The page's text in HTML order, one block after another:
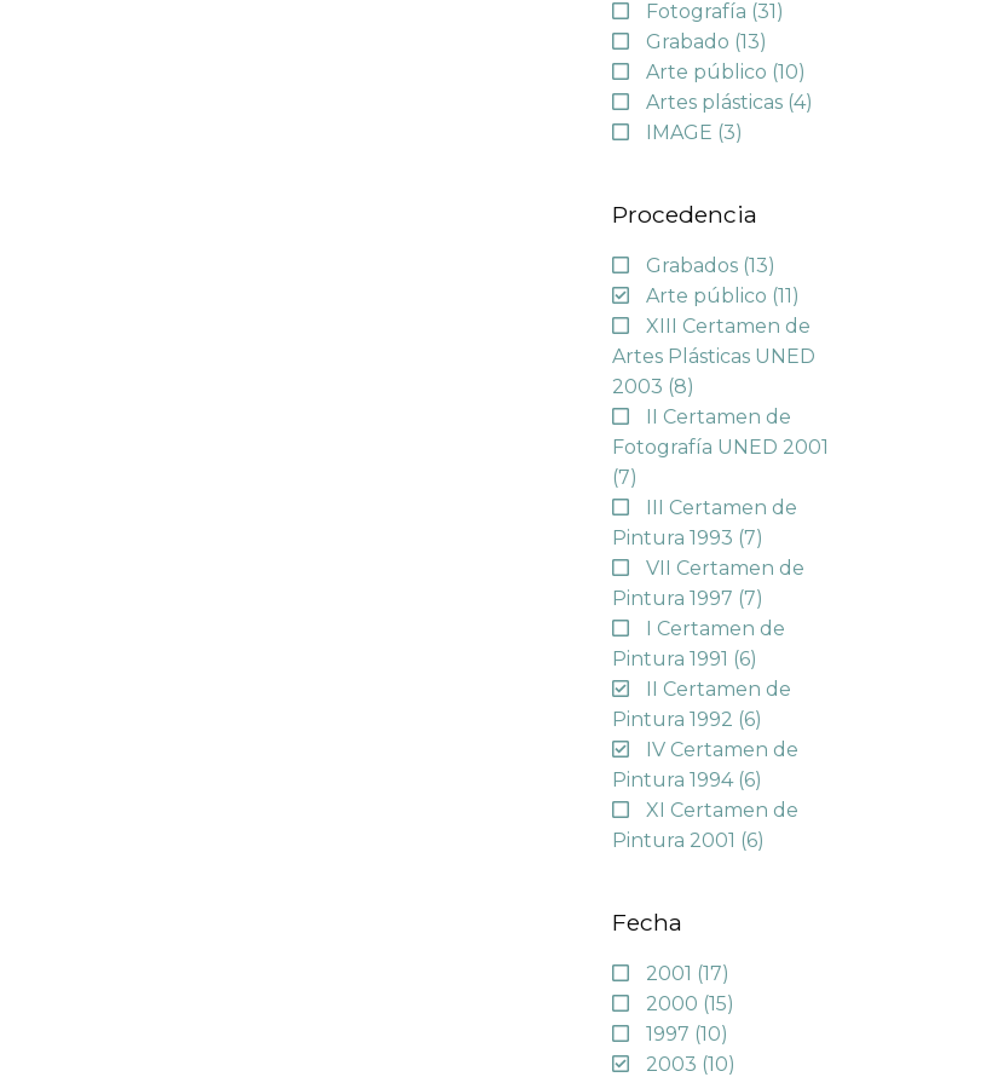
Fotografía (31)
Grabado (13)
Arte público (10)
Artes plásticas (4)
IMAGE (3)
Procedencia
Grabados (13)
Arte público (11)
XIII Certamen de
Artes Plásticas UNED
2003 (8)
II Certamen de
Fotografía UNED 2001
(7)
III Certamen de
Pintura 1993 (7)
VII Certamen de
Pintura 1997 (7)
I Certamen de
Pintura 1991 (6)
II Certamen de
Pintura 1992 (6)
IV Certamen de
Pintura 1994 (6)
XI Certamen de
Pintura 2001 (6)
Fecha
2001 (17)
2000 (15)
1997 (10)
2003 (10)